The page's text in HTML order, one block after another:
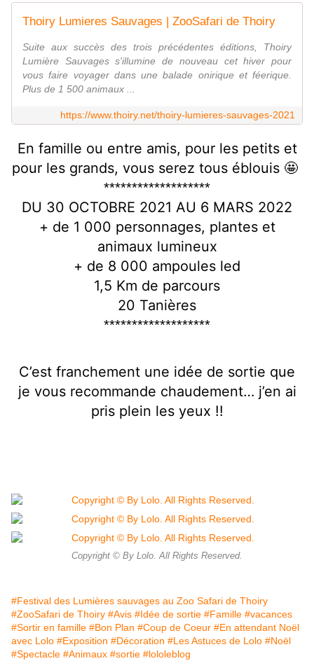
Thoiry Lumieres Sauvages | ZooSafari de Thoiry
Suite aux succès des trois précédentes éditions, Thoiry
Lumière Sauvages s'illumine de nouveau cet hiver pour
vous faire voyager dans une balade onirique et féerique.
Plus de 1 500 animaux ...
https://www.thoiry.net/thoiry-lumieres-sauvages-2021
En famille ou entre amis, pour les petits et
pour les grands, vous serez tous éblouis 🤩
*******************
DU 30 OCTOBRE 2021 AU 6 MARS 2022
+ de 1 000 personnages, plantes et
animaux lumineux
+ de 8 000 ampoules led
1,5 Km de parcours
20 Tanières
*******************
C’est franchement une idée de sortie que
je vous recommande chaudement… j’en ai
pris plein les yeux !!
Copyright © By Lolo. All Rights Reserved.
#Festival des Lumières sauvages au Zoo Safari de Thoiry
#ZooSafari de Thoiry #Avis #Idée de sortie #Famille #vacances
#Sortir en famille #Bon Plan #Coup de Coeur #En attendant Noël
avec Lolo #Exposition #Décoration #Les Astuces de Lolo #Noël
#Spectacle #Animaux #sortie #lololeblog